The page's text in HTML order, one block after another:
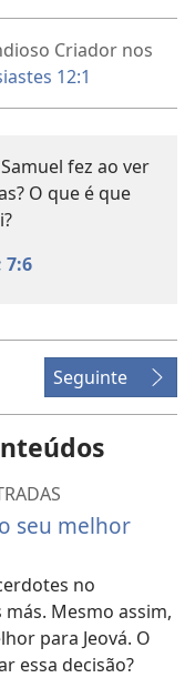
Criador nos
12:1
fez ao ver
O que é que
7:6
Seguinte
seu melhor
no
Mesmo assim,
para Jeová. O
essa decisão?